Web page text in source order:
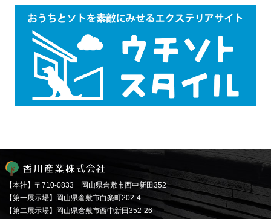
【本社】〒710-0833 岡山県倉敷市西中新田352
【第一展示場】岡山県倉敷市白楽町202-4
【第二展示場】岡山県倉敷市西中新田352-26